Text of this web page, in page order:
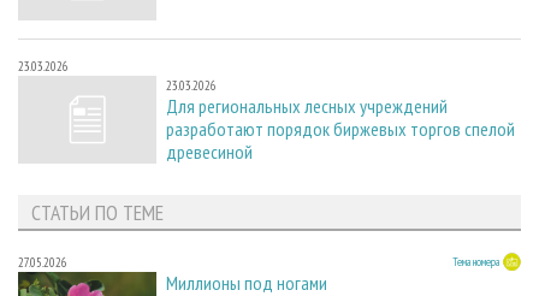
23.03.2026
23.03.2026
Для региональных лесных учреждений
разработают порядок биржевых торгов спелой
древесиной
СТАТЬИ ПО ТЕМЕ
27.05.2026 Тема номера
Миллионы под ногами